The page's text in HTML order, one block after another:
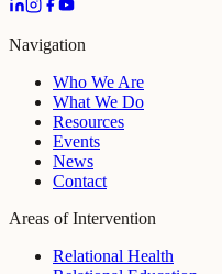
Navigation
Who We Are
What We Do
Resources
Events
News
Contact
Areas of Intervention
Relational Health